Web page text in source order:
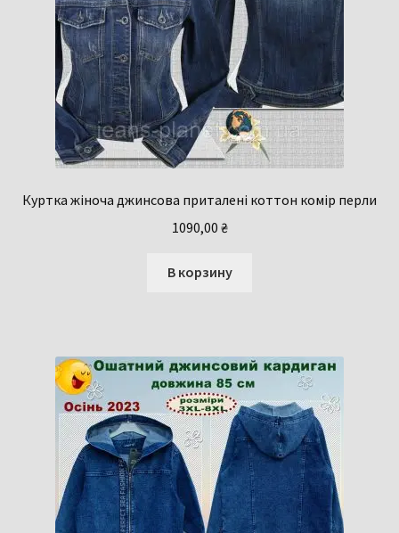
Куртка жіноча джинсова приталені коттон комір перли
1090,00 ₴
В корзину